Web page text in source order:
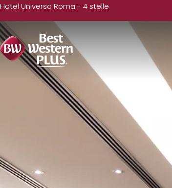
Hotel Universo Roma - 4 stelle